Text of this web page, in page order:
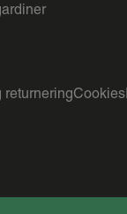
returneringCookies